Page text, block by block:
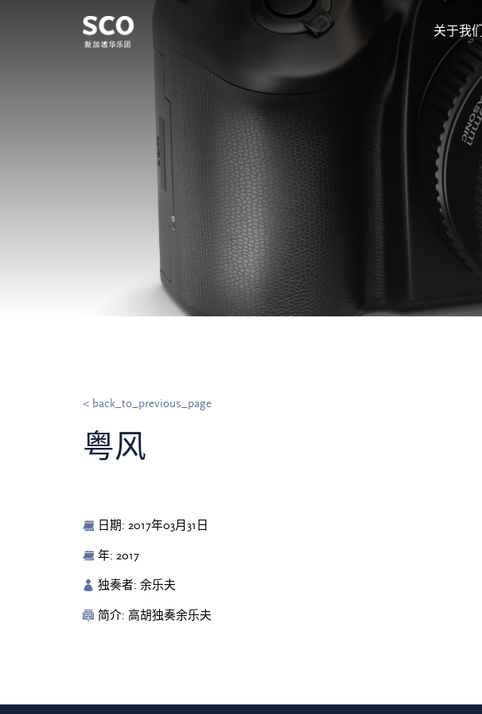
关于我们
< back_to_previous_page
粤风
日期: 2017年03月31日
年: 2017
独奏者: 余乐夫
简介: 高胡独奏余乐夫